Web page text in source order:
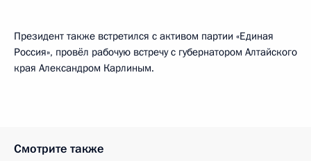
Президент также встретился с активом партии «Единая
Россия», провёл рабочую встречу с губернатором Алтайского
края Александром Карлиным.
Смотрите также